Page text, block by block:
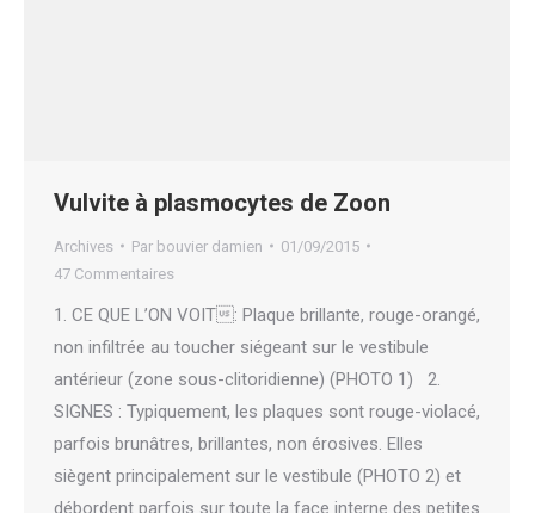
Vulvite à plasmocytes de Zoon
Archives Par bouvier damien
01/09/2015
47 Commentaires
1. CE QUE L’ON VOIT: Plaque brillante, rouge-orangé,
non infiltrée au toucher siégeant sur le vestibule
antérieur (zone sous-clitoridienne) (PHOTO 1) 2.
SIGNES : Typiquement, les plaques sont rouge-violacé,
parfois brunâtres, brillantes, non érosives. Elles
siègent principalement sur le vestibule (PHOTO 2) et
débordent parfois sur toute la face interne des petites